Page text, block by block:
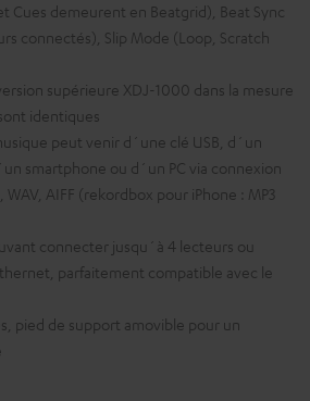
Cues demeurent en Beatgrid), Beat Sync
connectés), Slip Mode (Loop, Scratch
supérieure XDJ-1000 dans la mesure
identiques
peut venir d´une clé USB, d´un
smartphone ou d´un PC via connexion
WAV, AIFF (rekordbox pour iPhone : MP3
connecter jusqu´à 4 lecteurs ou
parfaitement compatible avec le
pied de support amovible pour un